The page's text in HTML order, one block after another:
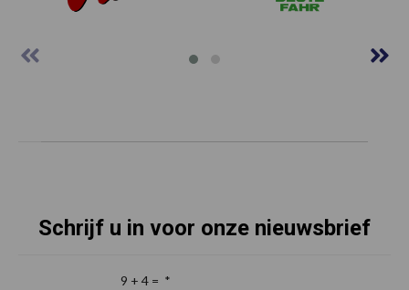
Schrijf u in voor onze nieuwsbrief
9 + 4 = *